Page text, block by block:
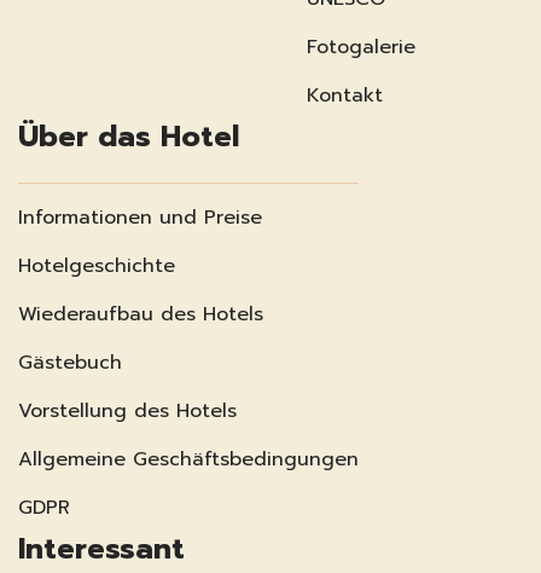
Fotogalerie
Kontakt
Über das Hotel
Informationen und Preise
Hotelgeschichte
Wiederaufbau des Hotels
Gästebuch
Vorstellung des Hotels
Allgemeine Geschäftsbedingungen
GDPR
Interessant